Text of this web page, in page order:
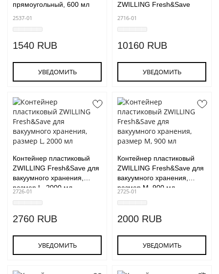
прямоугольный, 600 мл
2537-01
1540 RUB
УВЕДОМИТЬ
ZWILLING Fresh&Save
2716-01
10160 RUB
УВЕДОМИТЬ
Контейнер пластиковый
ZWILLING Fresh&Save для
вакуумного хранения,
размер L, 2000 мл
2726-01
2760 RUB
УВЕДОМИТЬ
Контейнер пластиковый
ZWILLING Fresh&Save для
вакуумного хранения,
размер M, 900 мл
2725-01
2000 RUB
УВЕДОМИТЬ